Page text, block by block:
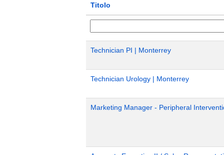
Titolo
Technician PI | Monterrey
Technician Urology | Monterrey
Marketing Manager - Peripheral